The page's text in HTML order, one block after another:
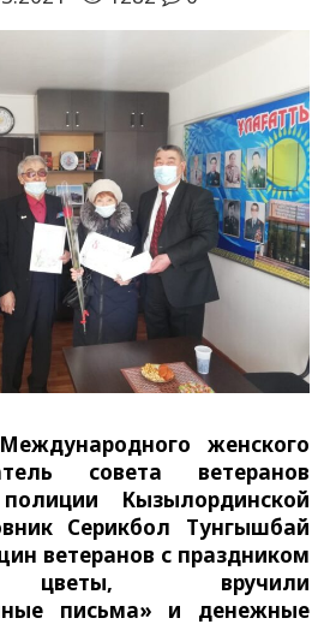
женского
совета ветеранов
Кызылординской
Серикбол Тунгышбай
ветеранов с праздником
цветы, вручили
письма» и денежные